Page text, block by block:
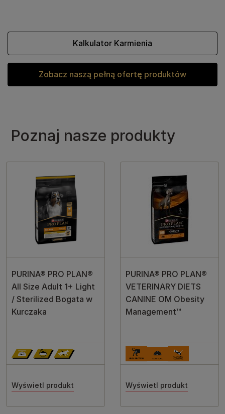
Zobacz naszą pełną ofertę produktów
Kalkulator Karmienia
Poznaj nasze produkty
PURINA® PRO PLAN®
All Size Adult 1+ Light
/ Sterilized Bogata w
Kurczaka
Wyświetl produkt
PURINA® PRO PLAN®
VETERINARY DIETS
CANINE OM Obesity
Management™
Wyświetl produkt